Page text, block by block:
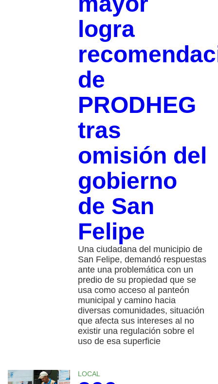
logra
de
PRODHEG
tras
omisión del
gobierno
de San
Felipe
Una ciudadana del municipio de
San Felipe, demandó respuestas
ante una problemática con un
predio de su propiedad que se
usa como acceso al panteón
municipal y camino hacia
diversas comunidades, situación
que afecta sus intereses al no
existir una regulación sobre el
uso de esa superficie
LOCAL